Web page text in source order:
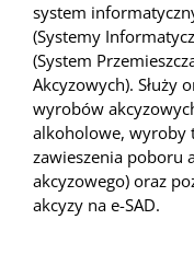
system
(Systemy
(System
Akcyzowych). Służy
wyrobów
alkoholowe, wyroby
zawieszenia poboru
akcyzowego) oraz
akcyzy na e-SAD.